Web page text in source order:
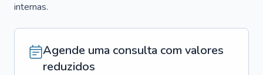
internas.
Agende uma consulta com valores
reduzidos